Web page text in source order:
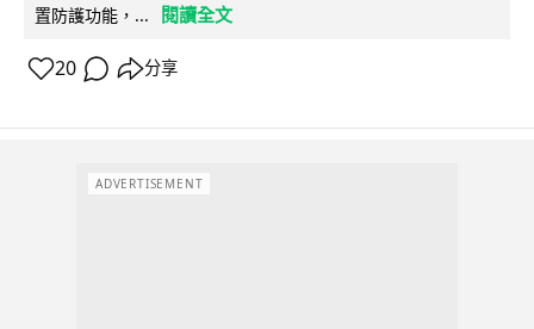
置防護功能，...
閱讀全文
20 分享
ADVERTISEMENT